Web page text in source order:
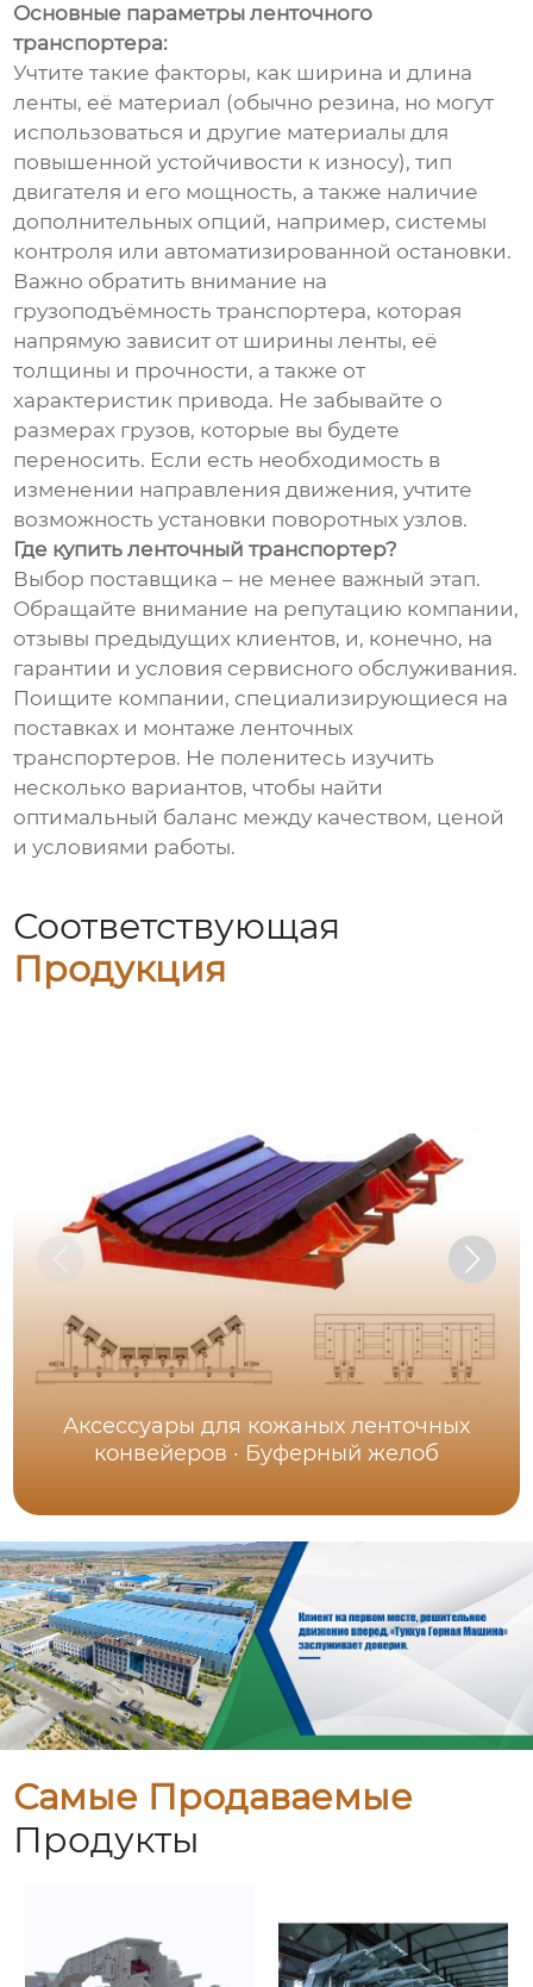
Основные параметры ленточного
транспортера:
Учтите такие факторы, как ширина и длина
ленты, её материал (обычно резина, но могут
использоваться и другие материалы для
повышенной устойчивости к износу), тип
двигателя и его мощность, а также наличие
дополнительных опций, например, системы
контроля или автоматизированной остановки.
Важно обратить внимание на
грузоподъёмность транспортера, которая
напрямую зависит от ширины ленты, её
толщины и прочности, а также от
характеристик привода. Не забывайте о
размерах грузов, которые вы будете
переносить. Если есть необходимость в
изменении направления движения, учтите
возможность установки поворотных узлов.
Где купить ленточный транспортер?
Выбор поставщика – не менее важный этап.
Обращайте внимание на репутацию компании,
отзывы предыдущих клиентов, и, конечно, на
гарантии и условия сервисного обслуживания.
Поищите компании, специализирующиеся на
поставках и монтаже ленточных
транспортеров. Не поленитесь изучить
несколько вариантов, чтобы найти
оптимальный баланс между качеством, ценой
и условиями работы.
Соответствующая
Продукция
Аксессуары для кожаных ленточных
конвейеров · Буферный желоб
Самые Продаваемые
Продукты